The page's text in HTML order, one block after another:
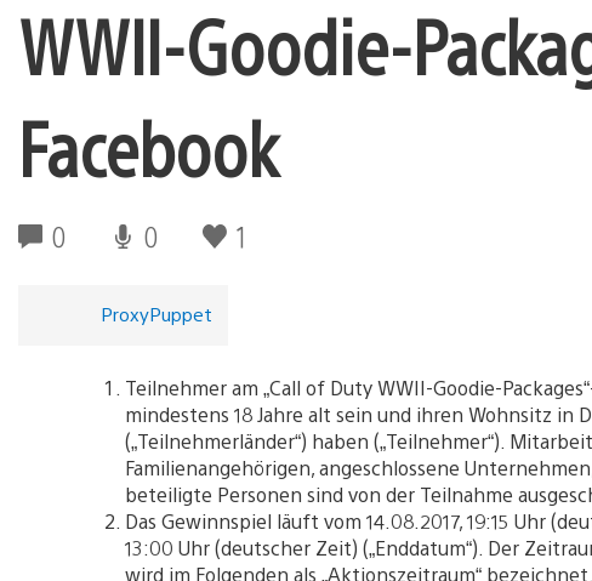
WWII-Goodie-
Facebook
0 0 1
ProxyPuppet
Teilnehmer am „Call of Duty WWII-Goodie-
mindestens 18 Jahre alt sein und ihren Wohnsitz in
(„Teilnehmerländer“) haben („Teilnehmer“).
Familienangehörigen, angeschlossene
beteiligte Personen sind von der Teilnahme
Das Gewinnspiel läuft vom 14.08.2017, 19:15 Uhr
13:00 Uhr (deutscher Zeit) („Enddatum“). Der
wird im Folgenden als „Aktionszeitraum“ bezeichnet.